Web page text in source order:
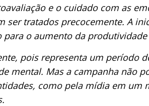
e o cuidado com as
ser tratados precocemente. A
o aumento da
pois representa um período
mental. Mas a campanha não
como pela mídia em um